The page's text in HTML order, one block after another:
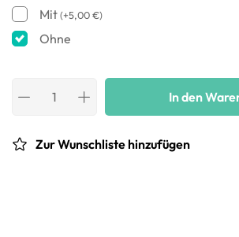
Mit(+5,00€)
Ohne
In den
Zur Wunschliste hinzufügen